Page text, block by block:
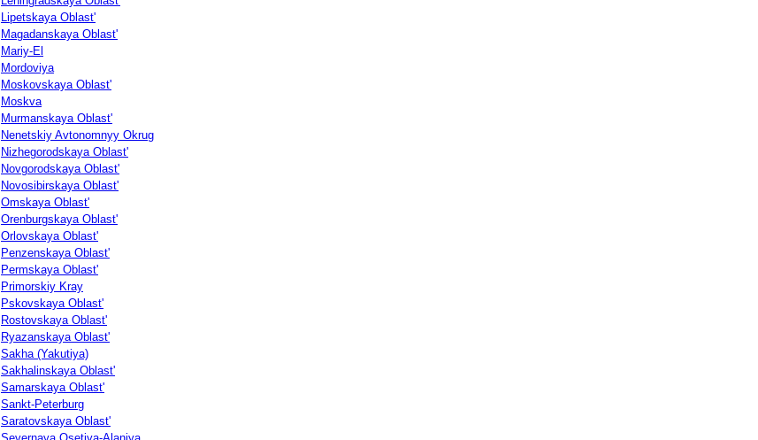
Lipetskaya Oblast'
Magadanskaya Oblast'
Mariy-El
Mordoviya
Moskovskaya Oblast'
Moskva
Murmanskaya Oblast'
Nenetskiy Avtonomnyy Okrug
Nizhegorodskaya Oblast'
Novgorodskaya Oblast'
Novosibirskaya Oblast'
Omskaya Oblast'
Orenburgskaya Oblast'
Orlovskaya Oblast'
Penzenskaya Oblast'
Permskaya Oblast'
Primorskiy Kray
Pskovskaya Oblast'
Rostovskaya Oblast'
Ryazanskaya Oblast'
Sakha (Yakutiya)
Sakhalinskaya Oblast'
Samarskaya Oblast'
Sankt-Peterburg
Saratovskaya Oblast'